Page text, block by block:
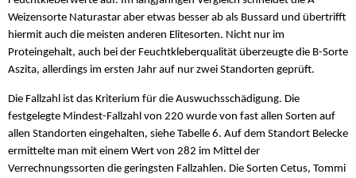
Weizensorte Naturastar aber etwas besser ab als Bussard und übertrifft
hiermit auch die meisten anderen Elitesorten. Nicht nur im
Proteingehalt, auch bei der Feuchtkleberqualität überzeugte die B-Sorte
Aszita, allerdings im ersten Jahr auf nur zwei Standorten geprüft.
Die Fallzahl ist das Kriterium für die Auswuchsschädigung. Die
festgelegte Mindest-Fallzahl von 220 wurde von fast allen Sorten auf
allen Standorten eingehalten, siehe Tabelle 6. Auf dem Standort Belecke
ermittelte man mit einem Wert von 282 im Mittel der
Verrechnungssorten die geringsten Fallzahlen. Die Sorten Cetus, Tommi